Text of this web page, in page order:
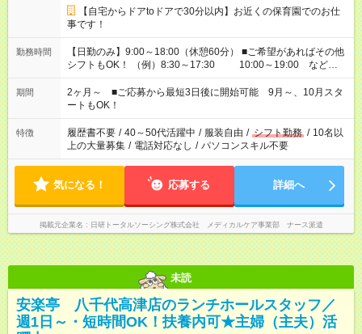
【自宅からドアtoドアで30分以内】お近くの保育園でのお仕
事です！
勤務時間
【日勤のみ】9:00～18:00（休憩60分） ■ご希望があればその他
シフトもOK！ （例）8:30～17:30 10:00～19:00 など
「家族とお休みを合わせたい」 「余裕を持って夕飯の準備がし
たい」 「できれば残業はしたくない」 など、ご希望があれば教
えてくださいね。 ※Wワーク希望の方へ 今ご覧のお仕事で希望
する勤務時間と、もう1つのお仕事の勤務時間。 合計で週40時
間を超える場合は応募できません
期間
2ヶ月～ ■ご応募から最短3日後に開始可能 9月～、10月スタ
ートもOK！
特徴 履歴書不要 / 40～50代活躍中 / 服装自由 / シフト勤務 / 10名以
上の大量募集 / 電話対応なし / パソコンスキル不要
気になる！ 応募する 詳細へ
掲載元企業名 日研トータルソーシング株式会社 メディカルケア事業部 ナース派遣
未読
安楽亭 八千代高津店のランチホールスタッフ／
週1日～・短時間OK！扶養内可★主婦（主夫）活